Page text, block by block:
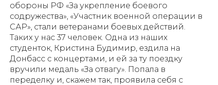
обороны РФ «За укрепление боевого
содружества», «Участник военной операции в
САР», стали ветеранами боевых действий.
Таких у нас 37 человек. Одна из наших
студенток, Кристина Будимир, ездила на
Донбасс с концертами, и ей за ту поездку
вручили медаль «За отвагу». Попала в
переделку и, скажем так, проявила себя с